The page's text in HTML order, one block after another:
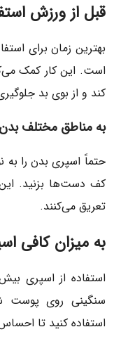
قبل از ورزش
بهترین زمان برای
است. این کار کمک
کند و از بوی بد
به مناطق مختلف
حتماً اسپری بدن را
کف دست‌ها بزنید.
تعریق می‌کنند.
به میزان کافی
استفاده از اسپری
سنگینی روی پوست
استفاده کنید تا